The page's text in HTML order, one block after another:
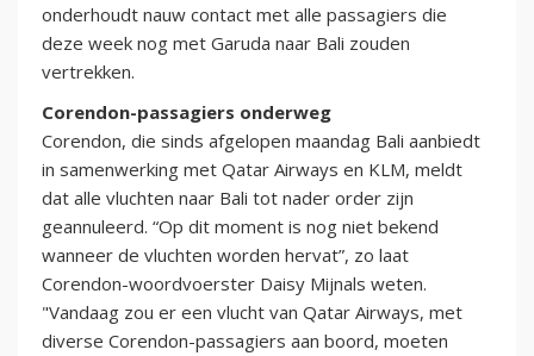
onderhoudt nauw contact met alle passagiers die
deze week nog met Garuda naar Bali zouden
vertrekken.
Corendon-passagiers onderweg
Corendon, die sinds afgelopen maandag Bali aanbiedt
in samenwerking met Qatar Airways en KLM, meldt
dat alle vluchten naar Bali tot nader order zijn
geannuleerd. “Op dit moment is nog niet bekend
wanneer de vluchten worden hervat”, zo laat
Corendon-woordvoerster Daisy Mijnals weten.
"Vandaag zou er een vlucht van Qatar Airways, met
diverse Corendon-passagiers aan boord, moeten